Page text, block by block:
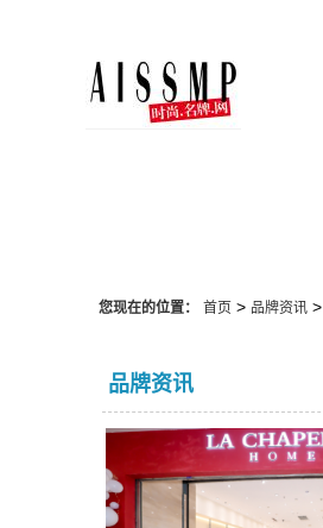
您现在的位置： 首页> 品牌资讯>
品牌资讯